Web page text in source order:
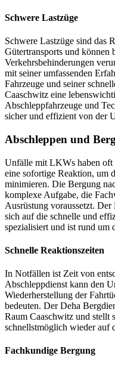
Schwere Lastzüge
Schwere Lastzüge sind das
Gütertransports und können
Verkehrsbehinderungen
mit seiner umfassenden
Fahrzeuge und seiner
Caaschwitz eine
Abschleppfahrzeuge und
sicher und effizient von der
Abschleppen und
Unfälle mit LKWs haben oft
eine sofortige Reaktion, um
minimieren. Die Bergung
komplexe Aufgabe, die
Ausrüstung voraussetzt.
sich auf die schnelle und
spezialisiert und ist rund um
Schnelle Reaktionszeiten
In Notfällen ist Zeit von
Abschleppdienst kann den
Wiederherstellung der
bedeuten. Der Deha
Raum Caaschwitz und stellt
schnellstmöglich wieder auf
Fachkundige Bergung